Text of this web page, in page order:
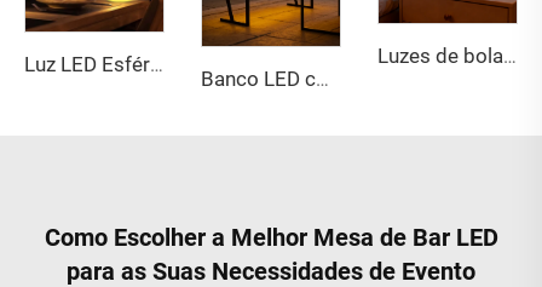
Luz LED Esférica de 80 cm em Material PE Resistente a Impactos, Inflamável e Ecológico, Ideal para Jardim, Pátio e Eventos
Banco LED com Encosto que Muda de Cor
Luzes de bola LED RGB recarregáveis IP65 (20-80 cm) com controle remoto
Como Escolher a Melhor Mesa de Bar LED
para as Suas Necessidades de Evento